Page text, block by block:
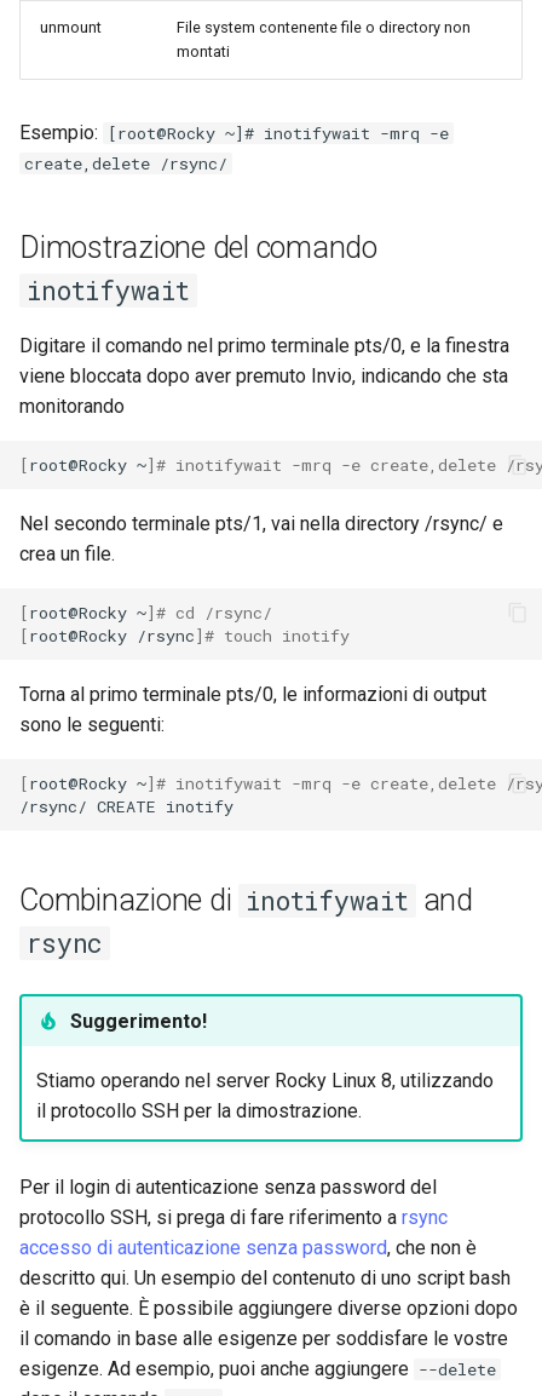
unmount
File system contenente file o directory non
montati
Esempio:
[root@Rocky ~]# inotifywait -mrq -e
create,delete /rsync/
Dimostrazione del comando
inotifywait
Digitare il comando nel primo terminale pts/0, e la finestra
viene bloccata dopo aver premuto Invio, indicando che sta
monitorando
[root@Rocky ~]# inotifywait -mrq -e create,delete /
Nel secondo terminale pts/1, vai nella directory /rsync/ e
crea un file.
[root@Rocky ~]# cd /rsync/
[root@Rocky /rsync]# touch inotify
Torna al primo terminale pts/0, le informazioni di output
sono le seguenti:
[root@Rocky ~]# inotifywait -mrq -e create,delete /
/rsync/ CREATE
Combinazione di inotifywait and
rsync
Suggerimento!
Stiamo operando nel server Rocky Linux 8, utilizzando
il protocollo SSH per la dimostrazione.
Per il login di autenticazione senza password del
protocollo SSH, si prega di fare riferimento a rsync
accesso di autenticazione senza password, che non è
descritto qui. Un esempio del contenuto di uno script bash
è il seguente. È possibile aggiungere diverse opzioni dopo
il comando in base alle esigenze per soddisfare le vostre
esigenze. Ad esempio, puoi anche aggiungere --delete